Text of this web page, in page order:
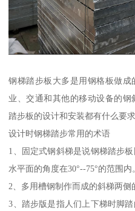
钢梯踏步板大多是用钢格板做
业、交通和其他的移动设备的
踏步板的设计和安装都有什么要
设计时钢梯踏步常用的术语
1、固定式钢斜梯是说钢梯踏步
水平面的角度在30°--75°的范围内
2、多用槽钢制作而成的斜梯两侧
3、踏步版是指人们上下梯时脚